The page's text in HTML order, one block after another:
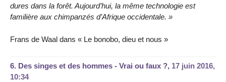
dures dans la forêt. Aujourd’hui, la même technologie est
familière aux chimpanzés d’Afrique occidentale. »
Frans de Waal dans « Le bonobo, dieu et nous »
6. Des singes et des hommes - Vrai ou faux ?, 17 juin 2016,
10:34